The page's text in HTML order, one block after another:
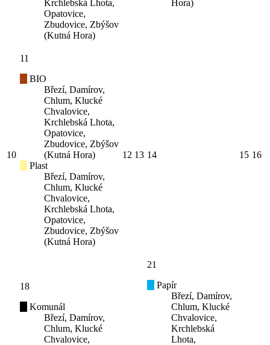
Krchlebská Lhota,
Opatovice,
Zbudovice, Zbýšov
(Kutná Hora)
Hora)
10
11
BIO
Březí, Damírov,
Chlum, Klucké
Chvalovice,
Krchlebská Lhota,
Opatovice,
Zbudovice, Zbýšov
(Kutná Hora)
Plast
Březí, Damírov,
Chlum, Klucké
Chvalovice,
Krchlebská Lhota,
Opatovice,
Zbudovice, Zbýšov
(Kutná Hora)
12 13 14 15 16
18
Komunál
Březí, Damírov,
Chlum, Klucké
Chvalovice,
21
Papír
Březí, Damírov,
Chlum, Klucké
Chvalovice,
Krchlebská
Lhota,